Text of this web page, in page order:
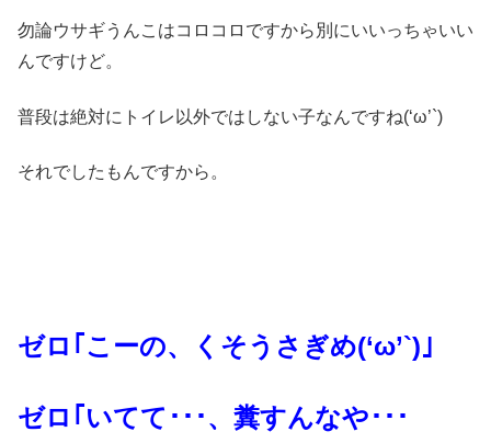
勿論ウサギうんこはコロコロですから別にいいっちゃいい
んですけど。
普段は絶対にトイレ以外ではしない子なんですね(‘ω’`)
それでしたもんですから。
ゼロ｢こーの、くそうさぎめ(‘ω’`)｣
ゼロ｢いてて･･･、糞すんなや･･･